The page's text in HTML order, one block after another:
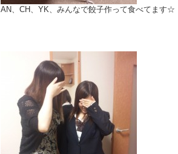
AN、CH、YK、みんなで餃子作って食べてます☆